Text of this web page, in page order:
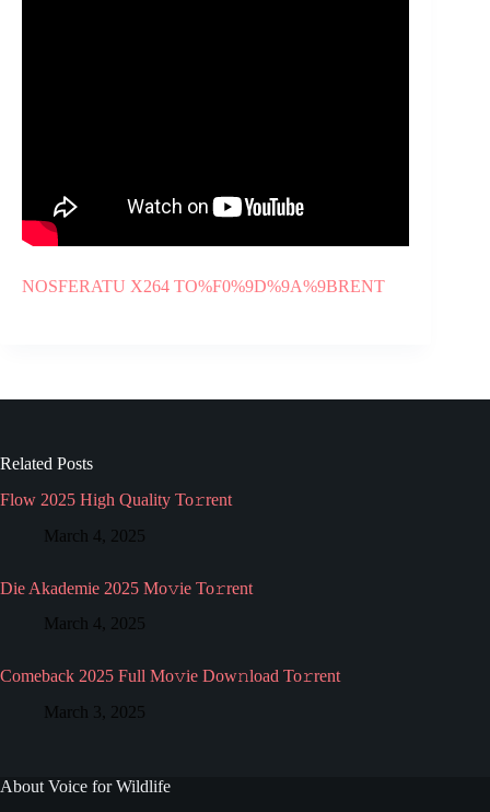
NOSFERATU X264 TO%F0%9D%9A%9BRENT
Related Posts
Flow 2025 High Quality To𝚛rent
March 4, 2025
Die Akademie 2025 Mo𝚟ie To𝚛rent
March 4, 2025
Comeback 2025 Full Mo𝚟ie Dow𝚗load To𝚛rent
March 3, 2025
About Voice for Wildlife